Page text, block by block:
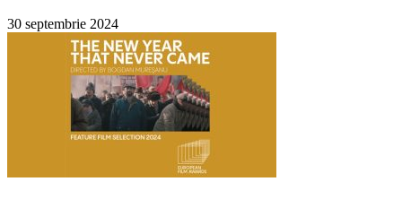
30 septembrie 2024